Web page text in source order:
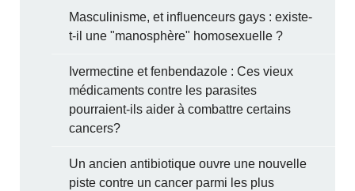
Masculinisme, et influenceurs gays : existe-
t-il une "manosphère" homosexuelle ?
Ivermectine et fenbendazole : Ces vieux
médicaments contre les parasites
pourraient-ils aider à combattre certains
cancers?
Un ancien antibiotique ouvre une nouvelle
piste contre un cancer parmi les plus